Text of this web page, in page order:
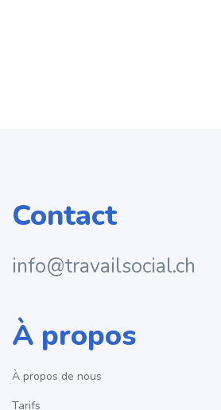
Contact
info@travailsocial.ch
À propos
À propos de nous
Tarifs